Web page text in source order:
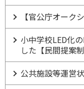
【官公庁オーク
小中学校LED化
した【民間提案制
公共施設等運営